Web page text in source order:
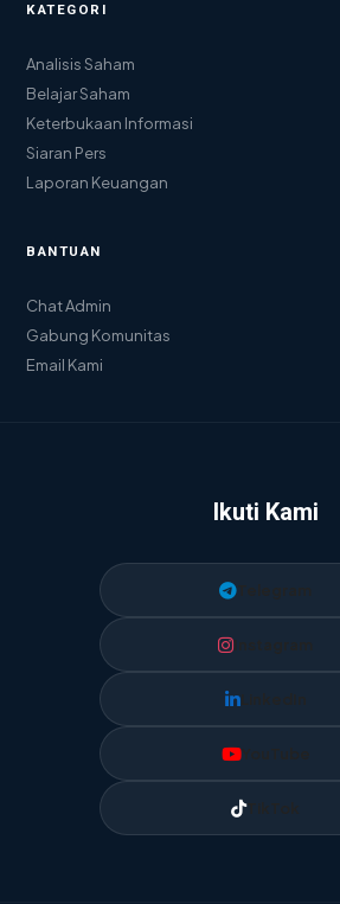
KATEGORI
Analisis Saham
Belajar Saham
Keterbukaan Informasi
Siaran Pers
Laporan Keuangan
BANTUAN
Chat Admin
Gabung Komunitas
Email Kami
Ikuti Kami
LinkedIn
YouTube
TikTok